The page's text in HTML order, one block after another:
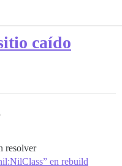
caído
resolver
en rebuild